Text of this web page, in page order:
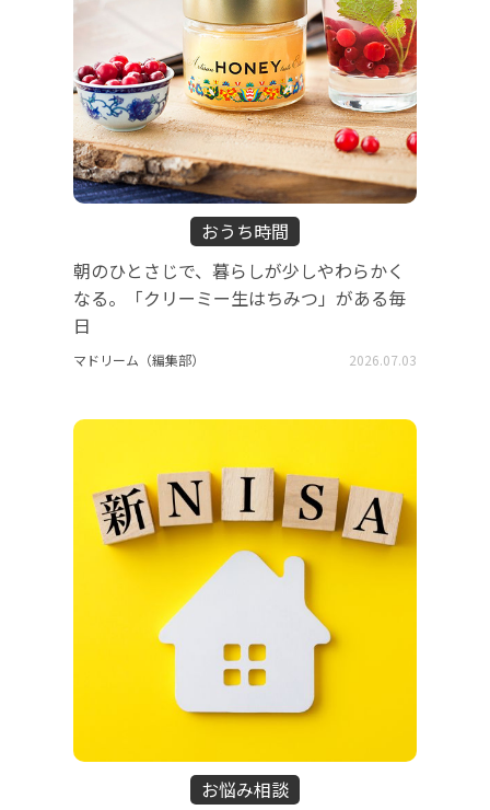
おうち時間
朝のひとさじで、暮らしが少しやわらかく
なる。「クリーミー生はちみつ」がある毎
日
マドリーム（編集部） 2026.07.03
お悩み相談